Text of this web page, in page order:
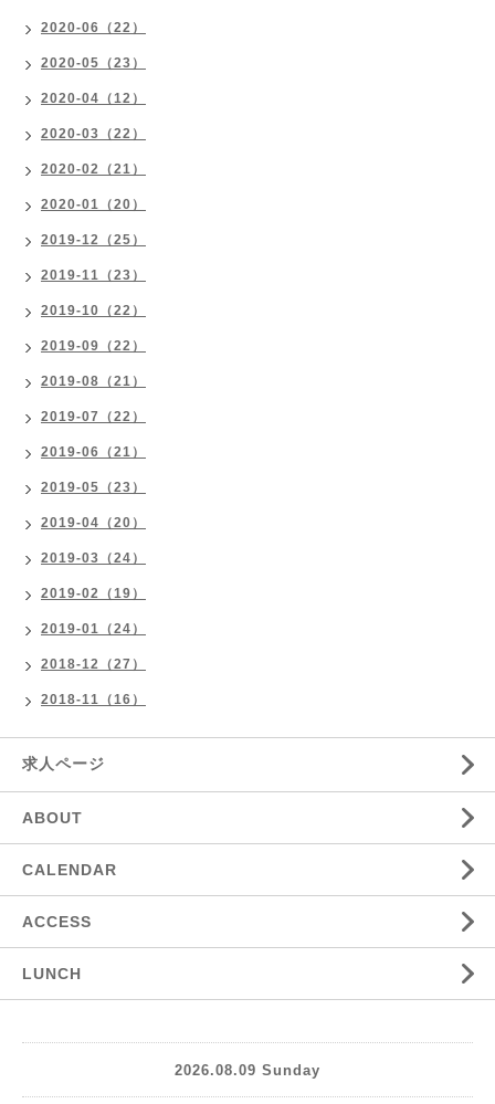
2020-06（22）
2020-05（23）
2020-04（12）
2020-03（22）
2020-02（21）
2020-01（20）
2019-12（25）
2019-11（23）
2019-10（22）
2019-09（22）
2019-08（21）
2019-07（22）
2019-06（21）
2019-05（23）
2019-04（20）
2019-03（24）
2019-02（19）
2019-01（24）
2018-12（27）
2018-11（16）
求人ページ
ABOUT
CALENDAR
ACCESS
LUNCH
2026.08.09 Sunday